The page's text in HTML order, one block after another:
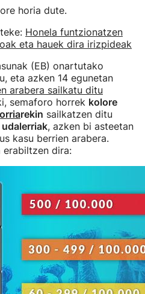
horia dute.
Honela funtzionatzen
eta hauek dira irizpideak
(EB) onartutako
eta azken 14 egunetan
arabera sailkatu ditu
semaforo horrek kolore
rekin sailkatzen ditu
, azken bi asteetan
kasu berrien arabera.
erabiltzen dira: